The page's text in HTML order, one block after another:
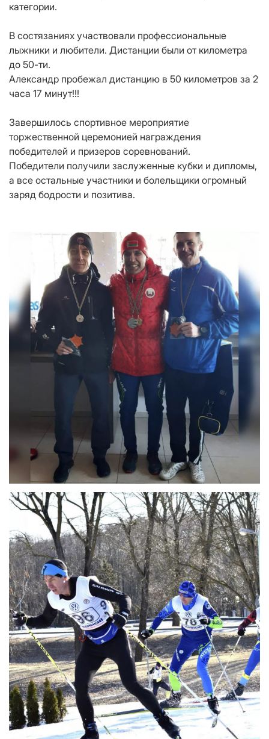
категории.
В состязаниях участвовали профессиональные
лыжники и любители. Дистанции были от километра
до 50-ти.
Александр пробежал дистанцию в 50 километров за 2
часа 17 минут!!!
Завершилось спортивное мероприятие
торжественной церемонией награждения
победителей и призеров соревнований.
Победители получили заслуженные кубки и дипломы,
а все остальные участники и болельщики огромный
заряд бодрости и позитива.